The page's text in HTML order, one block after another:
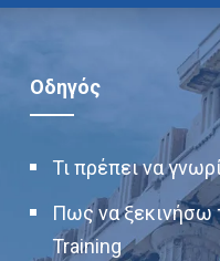
Οδηγός
Τι πρέπει να
Πως να ξεκινήσω
Training